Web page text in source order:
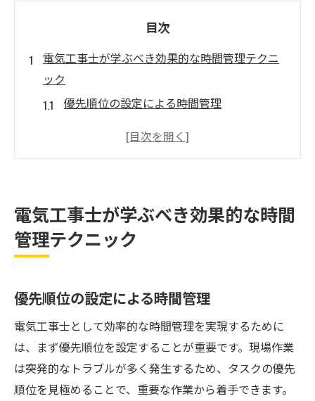
目次
電気工事士が学ぶべき効果的な時間管理テクニ
ック
優先順位の設定による時間管理
タスク分割で効率化を図る方法
現場の状況に応じた柔軟な対応力
現場での効率アップ！電気工事士の時間管理の
現場での時間浪費を防ぐポイント
チーム全体の時間管理の見直し
時間管理が安全性に与える影響
クライアントとのコミュニケーション
電気工事士が学ぶべき効果的な時間
管理テクニック
優先順位の設定による時間管理
電気工事士として効率的な時間管理を実現するために
は、まず優先順位を設定することが重要です。現場作業
は突発的なトラブルが多く発生するため、タスクの優先
順位を見極めることで、重要な作業から着手できます。